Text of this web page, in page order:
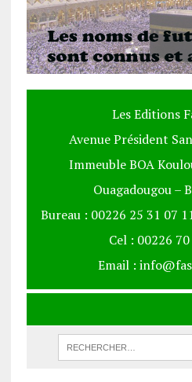
Les Editions
Avenue Président
Immeuble BOA
Ouagadougou –
Bureau : 00226 25 31 07
Cel : 00226
Email :